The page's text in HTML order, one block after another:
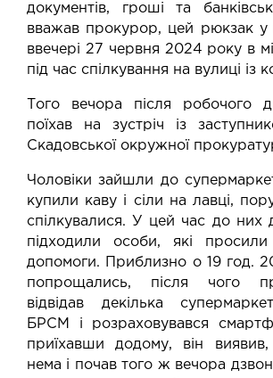
документів, гроші та
вважав прокурор, цей рюкзак у
ввечері 27 червня 2024 року в
під час спілкування на вулиці із
Того вечора після робочого
поїхав на зустріч із
Скадовської окружної
Чоловіки зайшли до
купили каву і сіли на лавці,
спілкувалися. У цей час до них
підходили особи, які просили
допомоги. Приблизно о 19 год.
попрощались, після чого
відвідав декілька
БРСМ і розраховувався
приїхавши додому, він
нема і почав того ж вечора